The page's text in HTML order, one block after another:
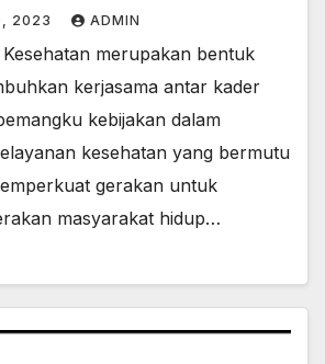
2023 ADMIN
merupakan bentuk
kerjasama antar kader
kebijakan dalam
kesehatan yang bermutu
gerakan untuk
masyarakat hidup…